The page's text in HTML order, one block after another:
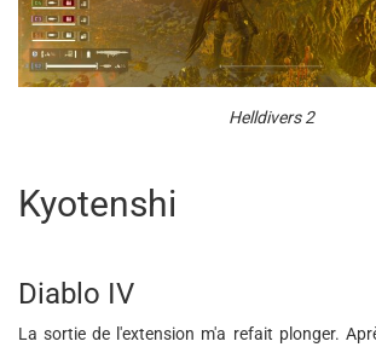
Helldivers 2
Kyotenshi
Diablo IV
La sortie de l'extension m'a refait plonger.